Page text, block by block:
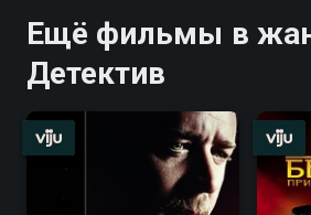
Ещё фильмы в
Детектив